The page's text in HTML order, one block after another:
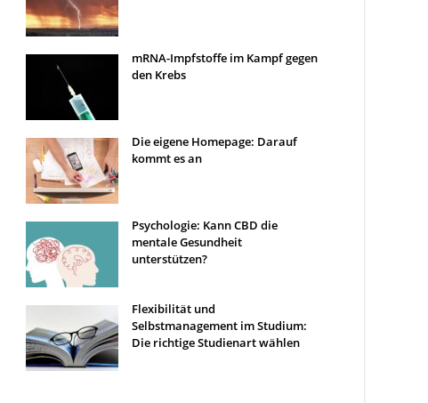
mRNA-Impfstoffe im Kampf gegen
den Krebs
Die eigene Homepage: Darauf
kommt es an
Psychologie: Kann CBD die
mentale Gesundheit
unterstützen?
Flexibilität und
Selbstmanagement im Studium:
Die richtige Studienart wählen